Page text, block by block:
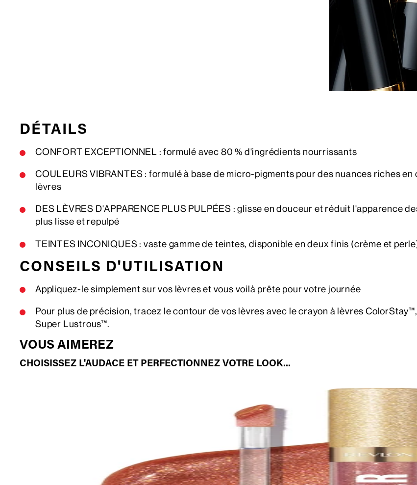
DÉTAILS
CONFORT EXCEPTIONNEL : formulé avec 80 % d'ingrédients nourrissants
COULEURS VIBRANTES : formulé à base de micro-pigments pour des nuances riches
lèvres
DES LÈVRES D'APPARENCE PLUS PULPÉES : glisse en douceur et réduit l'apparence
plus lisse et repulpé
TEINTES INCONIQUES : vaste gamme de teintes, disponible en deux finis (crème et
CONSEILS D'UTILISATION
Appliquez-le simplement sur vos lèvres et vous voilà prête pour votre journée
Pour plus de précision, tracez le contour de vos lèvres avec le crayon à lèvres
Super Lustrous™.
VOUS AIMEREZ
CHOISISSEZ L'AUDACE ET PERFECTIONNEZ VOTRE LOOK...